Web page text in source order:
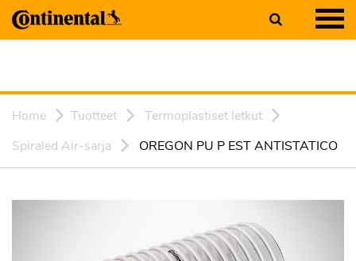
Home Tuotteet
Termoplastiset letkut
Spiraled Air-sarja
OREGON PU P EST ANTISTATICO